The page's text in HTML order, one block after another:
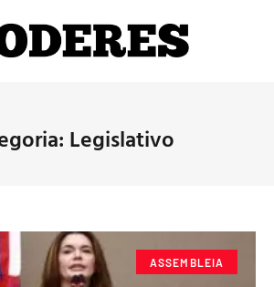
Legislativo
ASSEMBLEIA